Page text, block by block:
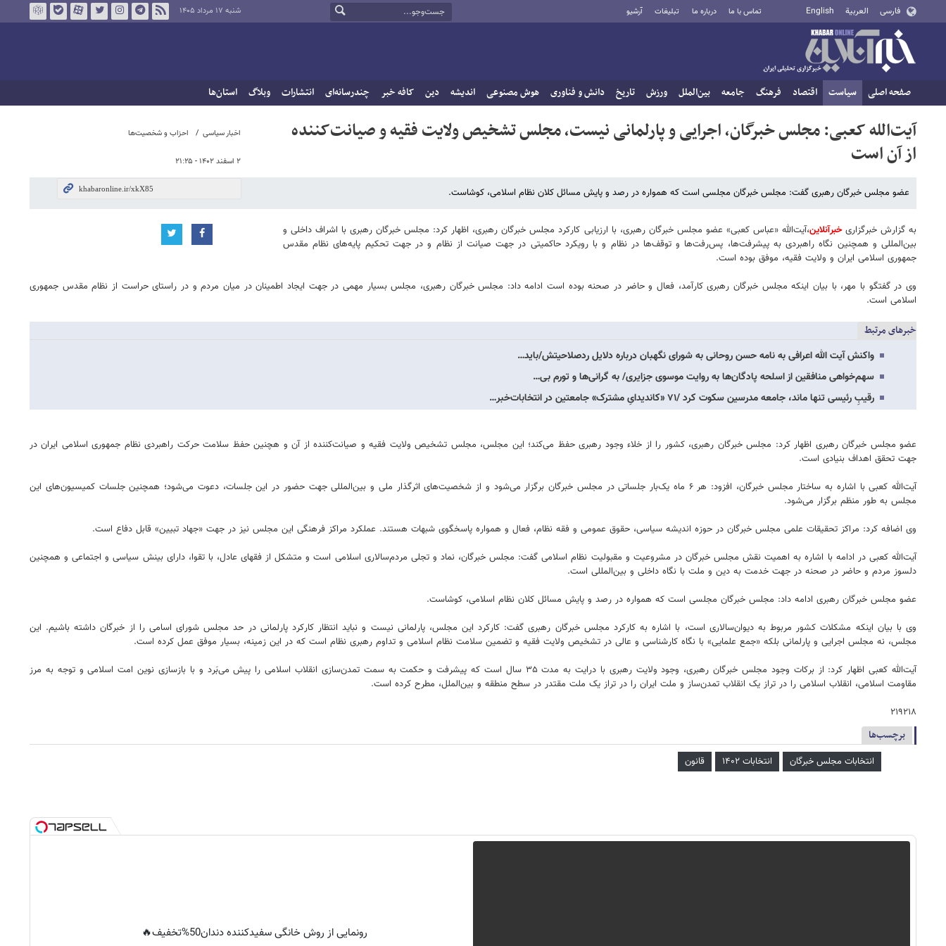
فارسی العربية English تماس با ما درباره ما تبلیغات آرشیو شنبه ۱۷ مرداد ۱۴۰۵
صفحه اصلی سیاست اقتصاد فرهنگ جامعه بین‌الملل ورزش تاریخ دانش و فناوری هوش مصنوعی اندیشه دین کافه خبر چندرسانه‌ای انتشارات وبلاگ استان‌ها
اخبار سیاسی احزاب و شخصیت‌ها
۲ اسفند ۱۴۰۲ - ۲۱:۲۵
آیت‌الله کعبی: مجلس خبرگان، اجرایی و پارلمانی نیست، مجلس تشخیص ولایت فقیه و صیانت‌کننده
از آن است
عضو مجلس خبرگان رهبری گفت: مجلس خبرگان مجلسی است که همواره در رصد و پایش مسائل کلان نظام اسلامی، کوشاست.
به گزارش خبرگزاریخبرآنلاین،آیت‌الله «عباس کعبی» عضو مجلس خبرگان رهبری، با ارزیابی کارکرد مجلس خبرگان رهبری، اظهار کرد: مجلس خبرگان رهبری با اشراف داخلی و
بین‌المللی و همچنین نگاه راهبردی به پیشرفت‌ها، پس‌رفت‌ها و توقف‌ها در نظام و با رویکرد حاکمیتی در جهت صیانت از نظام و در جهت تحکیم پایه‌های نظام مقدس
جمهوری اسلامی ایران و ولایت فقیه، موفق بوده است.
وی در گفتگو با مهر، با بیان اینکه مجلس خبرگان رهبری کارآمد، فعال و حاضر در صحنه بوده است ادامه داد: مجلس خبرگان رهبری، مجلس بسیار مهمی در جهت ایجاد اطمینان در میان مردم و در راستای حراست از نظام مقدس جمهوری
اسلامی است.
خبرهای مرتبط
واکنش آیت الله اعرافی به نامه حسن روحانی به شورای نگهبان درباره دلایل ردصلاحیتش/باید…
سهم‌خواهی منافقین از اسلحه پادگان‌ها به روایت موسوی جزایری/ به گرانی‌ها و تورم بی…
رقیبِ رئیسی تنها ماند، جامعه مدرسین سکوت کرد /۷۱ «کاندیدایِ مشترک» جامعتین در انتخابات‌خبر…
عضو مجلس خبرگان رهبری اظهار کرد: مجلس خبرگان رهبری، کشور را از خلاء وجود رهبری حفظ می‌کند؛ این مجلس، مجلس تشخیص ولایت فقیه و صیانت‌کننده از آن و هچنین حفظ سلامت حرکت راهبردی نظام جمهوری اسلامی ایران در
جهت تحقق اهداف بنیادی است.
آیت‌الله کعبی با اشاره به ساختار مجلس خبرگان، افزود: هر ۶ ماه یک‌بار جلساتی در مجلس خبرگان برگزار می‌شود و از شخصیت‌های اثرگذار ملی و بین‌المللی جهت حضور در این جلسات، دعوت می‌شود؛ همچنین جلسات کمیسیون‌های این
مجلس به طور منظم برگزار می‌شود.
وی اضافه کرد: مراکز تحقیقات علمی مجلس خبرگان در حوزه اندیشه سیاسی، حقوق عمومی و فقه نظام، فعال و همواره پاسخگوی شبهات هستند. عملکرد مراکز فرهنگی این مجلس نیز در جهت «جهاد تبیین» قابل دفاع است.
آیت‌الله کعبی در ادامه با اشاره به اهمیت نقش مجلس خبرگان در مشروعیت و مقبولیت نظام اسلامی گفت: مجلس خبرگان، نماد و تجلی مردم‌سالاری اسلامی است و متشکل از فقهای عادل، با تقوا، دارای بینش سیاسی و اجتماعی و همچنین
دلسوز مردم و حاضر در صحنه در جهت خدمت به دین و ملت با نگاه داخلی و بین‌المللی است.
عضو مجلس خبرگان رهبری ادامه داد: مجلس خبرگان مجلسی است که همواره در رصد و پایش مسائل کلان نظام اسلامی، کوشاست.
وی با بیان اینکه مشکلات کشور مربوط به دیوان‌سالاری است، با اشاره به کارکرد مجلس خبرگان رهبری گفت: کارکرد این مجلس، پارلمانی نیست و نباید انتظار کارکرد پارلمانی در حد مجلس شورای اسامی را از خبرگان داشته باشیم. این
مجلس، نه مجلس اجرایی و پارلمانی بلکه «جمع علمایی» با نگاه کارشناسی و عالی در تشخیص ولایت فقیه و تضمین سلامت نظام اسلامی و تداوم رهبری نظام است که در این زمینه، بسیار موفق عمل کرده است.
آیت‌الله کعبی اظهار کرد: از برکات وجود مجلس خبرگان رهبری، وجود ولایت رهبری با درایت به مدت ۳۵ سال است که پیشرفت و حکمت به سمت تمدن‌سازی انقلاب اسلامی را پیش می‌بَرد و با بازسازی نوین امت اسلامی و توجه به مرز
مقاومت اسلامی، انقلاب اسلامی را در تراز یک انقلاب تمدن‌ساز و ملت ایران را در تراز یک ملت مقتدر در سطح منطقه و بین‌الملل، مطرح کرده است.
۲۱۹۲۱۸
برچسب‌ها
انتخابات مجلس خبرگان انتخابات ۱۴۰۲ قانون
رونمایی از روش خانگی سفیدکننده دندان50%تخفیف🔥